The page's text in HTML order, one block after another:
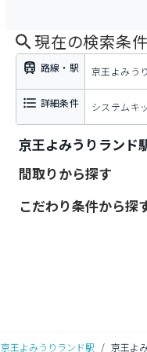
現在の検索条件
路線・駅 京王よみう
詳細条件 システムキ
京王よみうりランド
間取りから探す
こだわり条件から探
京王よみうりランド駅 / 京王よ